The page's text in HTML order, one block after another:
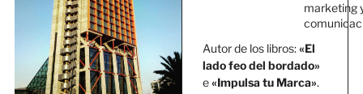
marketing
Autor de los libros:«El
lado feo del bordado»
e«Impulsa tu Marca».